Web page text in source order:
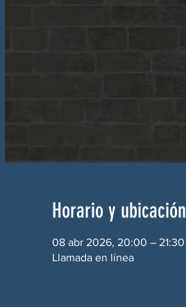
Horario y ubicación
08 abr 2026, 20:00 – 21:30
Llamada en línea